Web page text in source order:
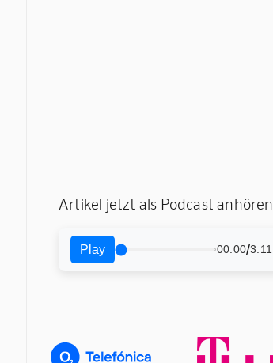
Artikel jetzt als Podcast anhören
Play 00:00/3:11